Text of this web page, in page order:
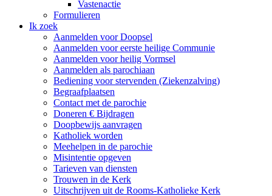
Vastenactie
Formulieren
Ik zoek
Aanmelden voor Doopsel
Aanmelden voor eerste heilige Communie
Aanmelden voor heilig Vormsel
Aanmelden als parochiaan
Bediening voor stervenden (Ziekenzalving)
Begraafplaatsen
Contact met de parochie
Doneren € Bijdragen
Doopbewijs aanvragen
Katholiek worden
Meehelpen in de parochie
Misintentie opgeven
Tarieven van diensten
Trouwen in de Kerk
Uitschrijven uit de Rooms-Katholieke Kerk